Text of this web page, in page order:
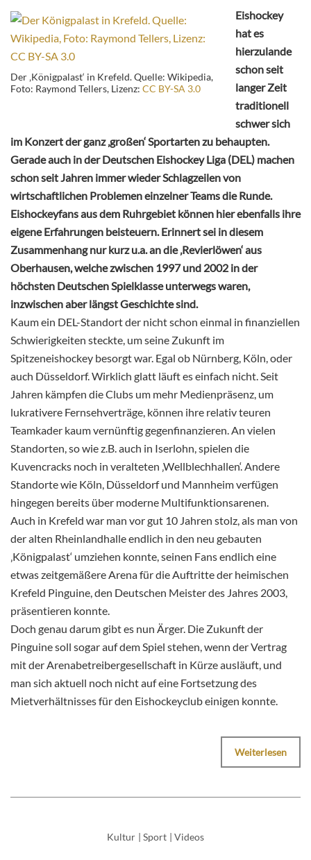
Der ‚Königpalast‘ in Krefeld. Quelle: Wikipedia,
Foto: Raymond Tellers, Lizenz: CC BY-SA 3.0
Eishockey
hat es
hierzulande
schon seit
langer Zeit
traditionell
schwer sich
im Konzert der ganz ‚großen‘ Sportarten zu behaupten.
Gerade auch in der Deutschen Eishockey Liga (DEL) machen
schon seit Jahren immer wieder Schlagzeilen von
wirtschaftlichen Problemen einzelner Teams die Runde.
Eishockeyfans aus dem Ruhrgebiet können hier ebenfalls ihre
eigene Erfahrungen beisteuern. Erinnert sei in diesem
Zusammenhang nur kurz u.a. an die ‚Revierlöwen‘ aus
Oberhausen, welche zwischen 1997 und 2002 in der
höchsten Deutschen Spielklasse unterwegs waren,
inzwischen aber längst Geschichte sind.
Kaum ein DEL-Standort der nicht schon einmal in finanziellen
Schwierigkeiten steckte, um seine Zukunft im
Spitzeneishockey besorgt war. Egal ob Nürnberg, Köln, oder
auch Düsseldorf. Wirklich glatt läuft es einfach nicht. Seit
Jahren kämpfen die Clubs um mehr Medienpräsenz, um
lukrativere Fernsehverträge, können ihre relativ teuren
Teamkader kaum vernünftig gegenfinanzieren. An vielen
Standorten, so wie z.B. auch in Iserlohn, spielen die
Kuvencracks noch in veralteten ‚Wellblechhallen‘. Andere
Standorte wie Köln, Düsseldorf und Mannheim verfügen
hingegen bereits über moderne Multifunktionsarenen.
Auch in Krefeld war man vor gut 10 Jahren stolz, als man von
der alten Rheinlandhalle endlich in den neu gebauten
‚Königpalast‘ umziehen konnte, seinen Fans endlich eine
etwas zeitgemäßere Arena für die Auftritte der heimischen
Krefeld Pinguine, den Deutschen Meister des Jahres 2003,
präsentieren konnte.
Doch genau darum gibt es nun Ärger. Die Zukunft der
Pinguine soll sogar auf dem Spiel stehen, wenn der Vertrag
mit der Arenabetreibergesellschaft in Kürze ausläuft, und
man sich aktuell noch nicht auf eine Fortsetzung des
Mietverhältnisses für den Eishockeyclub einigen konnte.
Weiterlesen
Kultur | Sport | Videos